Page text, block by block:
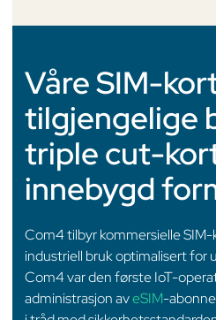
Våre SIM-
tilgjengelige
triple cut-
innebygd
Com4 tilbyr kommersielle
industriell bruk optimalisert for
Com4 var den første IoT-
administrasjon aveSIM-